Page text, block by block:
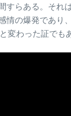
すらある。それ
情の爆発であり
変わった証でも